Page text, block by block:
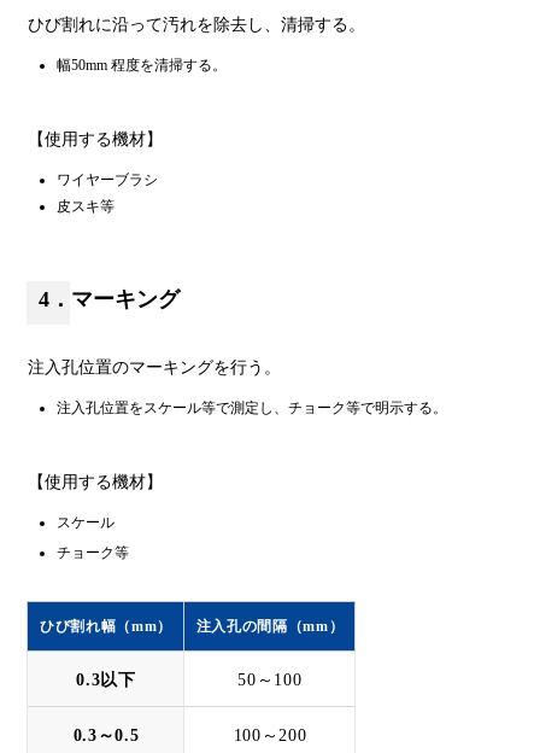
ひび割れに沿って汚れを除去し、清掃する。
幅50mm 程度を清掃する。
【使用する機材】
ワイヤーブラシ
皮スキ等
4．マーキング
注入孔位置のマーキングを行う。
注入孔位置をスケール等で測定し、チョーク等で明示する。
【使用する機材】
スケール
チョーク等
ひび割れ幅（mm） 注入孔の間隔（mm）
0.3以下 50～100
0.3～0.5 100～200